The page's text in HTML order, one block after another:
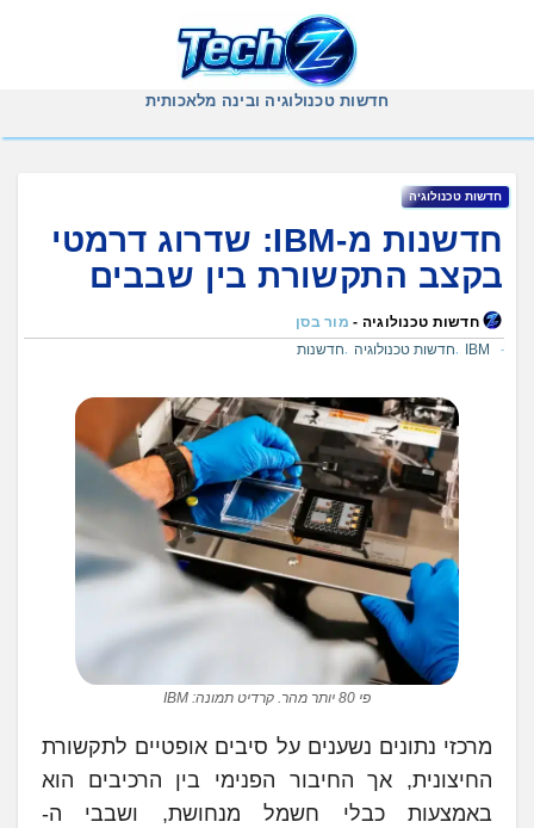
חדשות טכנולוגיה ובינה מלאכותית
חדשות טכנולוגיה
חדשנות מ-IBM: שדרוג דרמטי
בקצב התקשורת בין שבבים
חדשות טכנולוגיה - מור בסן
IBM
חדשות טכנולוגיה חדשנות
פי 80 יותר מהר. קרדיט תמונה: IBM
מרכזי נתונים נשענים על סיבים אופטיים לתקשורת
החיצונית, אך החיבור הפנימי בין הרכיבים הוא
באמצעות כבלי חשמל מנחושת, ושבבי ה-